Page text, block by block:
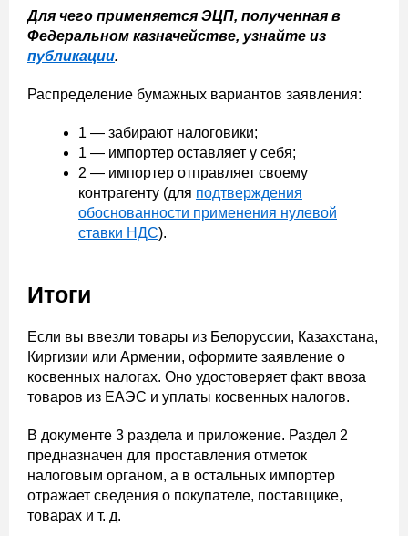
Для чего применяется ЭЦП, полученная в
Федеральном казначействе, узнайте из
публикации.
Распределение бумажных вариантов заявления:
1 — забирают налоговики;
1 — импортер оставляет у себя;
2 — импортер отправляет своему
контрагенту (для подтверждения
обоснованности применения нулевой
ставки НДС).
Итоги
Если вы ввезли товары из Белоруссии, Казахстана,
Киргизии или Армении, оформите заявление о
косвенных налогах. Оно удостоверяет факт ввоза
товаров из ЕАЭС и уплаты косвенных налогов.
В документе 3 раздела и приложение. Раздел 2
предназначен для проставления отметок
налоговым органом, а в остальных импортер
отражает сведения о покупателе, поставщике,
товарах и т. д.